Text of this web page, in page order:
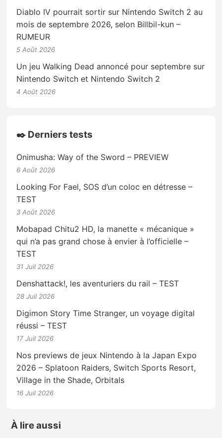
Diablo IV pourrait sortir sur Nintendo Switch 2 au
mois de septembre 2026, selon Billbil-kun –
RUMEUR
5 Août 2026
Un jeu Walking Dead annoncé pour septembre sur
Nintendo Switch et Nintendo Switch 2
4 Août 2026
✒️ Derniers tests
Onimusha: Way of the Sword – PREVIEW
6 Août 2026
Looking For Fael, SOS d’un coloc en détresse –
TEST
3 Août 2026
Mobapad Chitu2 HD, la manette « mécanique »
qui n’a pas grand chose à envier à l’officielle –
TEST
31 Juil 2026
Denshattack!, les aventuriers du rail – TEST
28 Juil 2026
Digimon Story Time Stranger, un voyage digital
réussi – TEST
17 Juil 2026
Nos previews de jeux Nintendo à la Japan Expo
2026 – Splatoon Raiders, Switch Sports Resort,
Village in the Shade, Orbitals
16 Juil 2026
À lire aussi